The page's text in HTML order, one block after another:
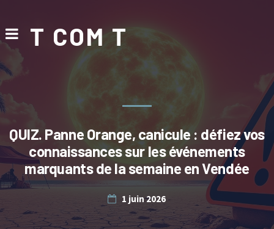
T COM T
QUIZ. Panne Orange, canicule : défiez vos
connaissances sur les événements
marquants de la semaine en Vendée
1 juin 2026